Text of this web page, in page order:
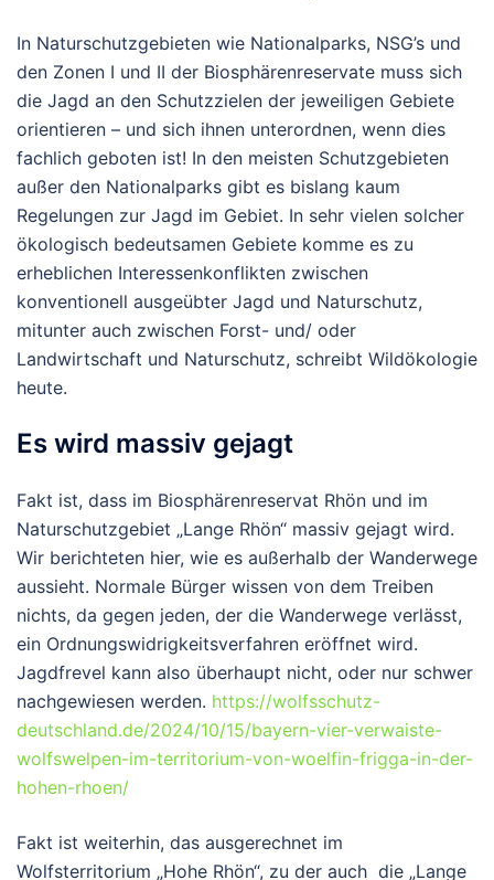
In Naturschutzgebieten wie Nationalparks, NSG’s und
den Zonen I und II der Biosphärenreservate muss sich
die Jagd an den Schutzzielen der jeweiligen Gebiete
orientieren – und sich ihnen unterordnen, wenn dies
fachlich geboten ist! In den meisten Schutzgebieten
außer den Nationalparks gibt es bislang kaum
Regelungen zur Jagd im Gebiet. In sehr vielen solcher
ökologisch bedeutsamen Gebiete komme es zu
erheblichen Interessenkonflikten zwischen
konventionell ausgeübter Jagd und Naturschutz,
mitunter auch zwischen Forst- und/ oder
Landwirtschaft und Naturschutz, schreibt Wildökologie
heute.
Es wird massiv gejagt
Fakt ist, dass im Biosphärenreservat Rhön und im
Naturschutzgebiet „Lange Rhön“ massiv gejagt wird.
Wir berichteten hier, wie es außerhalb der Wanderwege
aussieht. Normale Bürger wissen von dem Treiben
nichts, da gegen jeden, der die Wanderwege verlässt,
ein Ordnungswidrigkeitsverfahren eröffnet wird.
Jagdfrevel kann also überhaupt nicht, oder nur schwer
nachgewiesen werden. https://wolfsschutz-
deutschland.de/2024/10/15/bayern-vier-verwaiste-
wolfswelpen-im-territorium-von-woelfin-frigga-in-der-
hohen-rhoen/
Fakt ist weiterhin, das ausgerechnet im
Wolfsterritorium „Hohe Rhön“, zu der auch die „Lange